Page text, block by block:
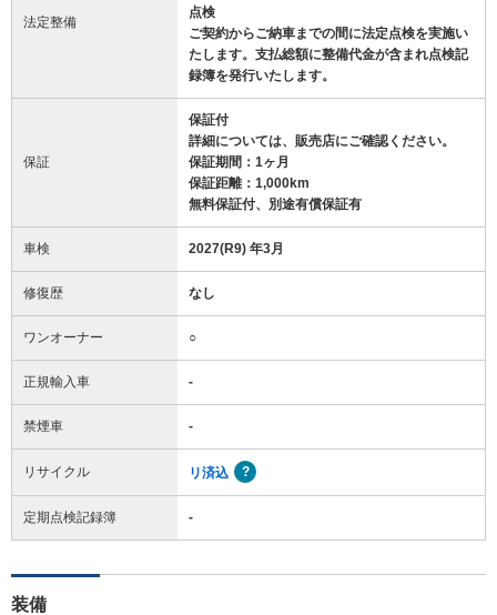
法定整備
点検
ご契約からご納車までの間に法定点検を実施い
たします。支払総額に整備代金が含まれ点検記
録簿を発行いたします。
保証
保証付
詳細については、販売店にご確認ください。
保証期間：1ヶ月
保証距離：1,000km
無料保証付、別途有償保証有
車検 2027(R9) 年3月
修復歴 なし
ワンオーナー ○
正規輸入車 -
禁煙車 -
リサイクル リ済込
定期点検記録簿 -
装備